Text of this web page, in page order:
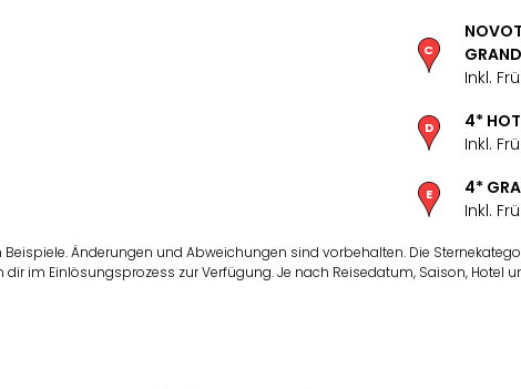
GRAND
Inkl.
4*
Inkl.
4*
Inkl.
Änderungen und Abweichungen sind vorbehalten. Die
dir im Einlösungsprozess zur Verfügung. Je nach Reisedatum, Saison, Hotel